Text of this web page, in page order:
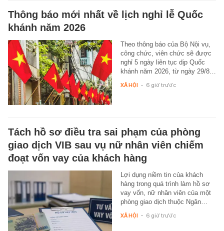
Thông báo mới nhất về lịch nghỉ lễ Quốc
khánh năm 2026
Theo thông báo của Bộ Nội vụ,
công chức, viên chức sẽ được
nghỉ 5 ngày liên tục dịp Quốc
khánh năm 2026, từ ngày 29/8…
XÃ HỘI - 6 giờ trước
Tách hồ sơ điều tra sai phạm của phòng
giao dịch VIB sau vụ nữ nhân viên chiếm
đoạt vốn vay của khách hàng
Lợi dụng niềm tin của khách
hàng trong quá trình làm hồ sơ
vay vốn, nữ nhân viên của một
phòng giao dịch thuộc Ngân…
XÃ HỘI - 6 giờ trước